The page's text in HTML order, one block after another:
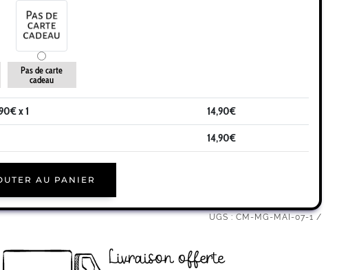
Pas de carte
cadeau
€ x 1 14,90€
14,90€
AU PANIER
UGS :CM-MG-MAI-07-1